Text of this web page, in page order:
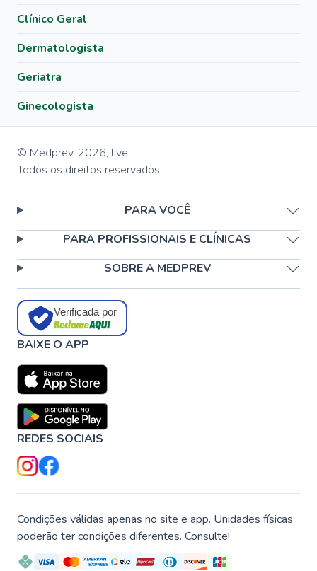
Clínico Geral
Dermatologista
Geriatra
Ginecologista
© Medprev, 2026, live
Todos os direitos reservados
PARA VOCÊ
PARA PROFISSIONAIS E CLÍNICAS
SOBRE A MEDPREV
Verificada por
BAIXE O APP
REDES SOCIAIS
Condições válidas apenas no site e app. Unidades físicas
poderão ter condições diferentes. Consulte!